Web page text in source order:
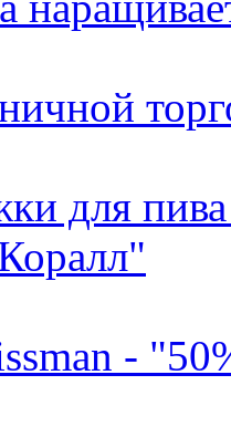
для
-